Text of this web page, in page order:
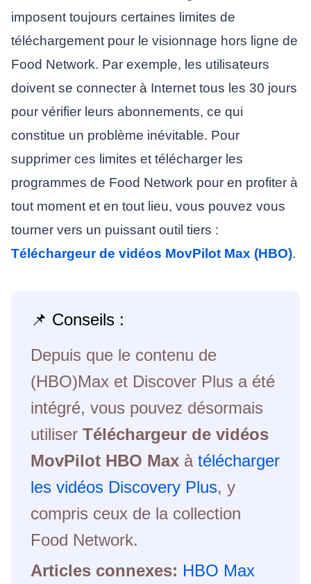
imposent toujours certaines limites de
téléchargement pour le visionnage hors ligne de
Food Network. Par exemple, les utilisateurs
doivent se connecter à Internet tous les 30 jours
pour vérifier leurs abonnements, ce qui
constitue un problème inévitable. Pour
supprimer ces limites et télécharger les
programmes de Food Network pour en profiter à
tout moment et en tout lieu, vous pouvez vous
tourner vers un puissant outil tiers :
Téléchargeur de vidéos MovPilot Max (HBO).
📌 Conseils :
Depuis que le contenu de
(HBO)Max et Discover Plus a été
intégré, vous pouvez désormais
utiliserTéléchargeur de vidéos
MovPilot HBO Max àtélécharger
les vidéos Discovery Plus, y
compris ceux de la collection
Food Network.
Articles connexes: HBO Max